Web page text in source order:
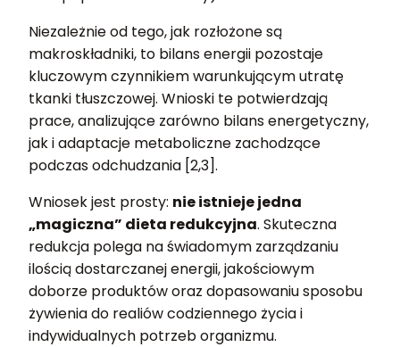
Niezależnie od tego, jak rozłożone są
makroskładniki, to bilans energii pozostaje
kluczowym czynnikiem warunkującym utratę
tkanki tłuszczowej. Wnioski te potwierdzają
prace, analizujące zarówno bilans energetyczny,
jak i adaptacje metaboliczne zachodzące
podczas odchudzania [2,3].
Wniosek jest prosty: nie istnieje jedna
„magiczna” dieta redukcyjna. Skuteczna
redukcja polega na świadomym zarządzaniu
ilością dostarczanej energii, jakościowym
doborze produktów oraz dopasowaniu sposobu
żywienia do realiów codziennego życia i
indywidualnych potrzeb organizmu.